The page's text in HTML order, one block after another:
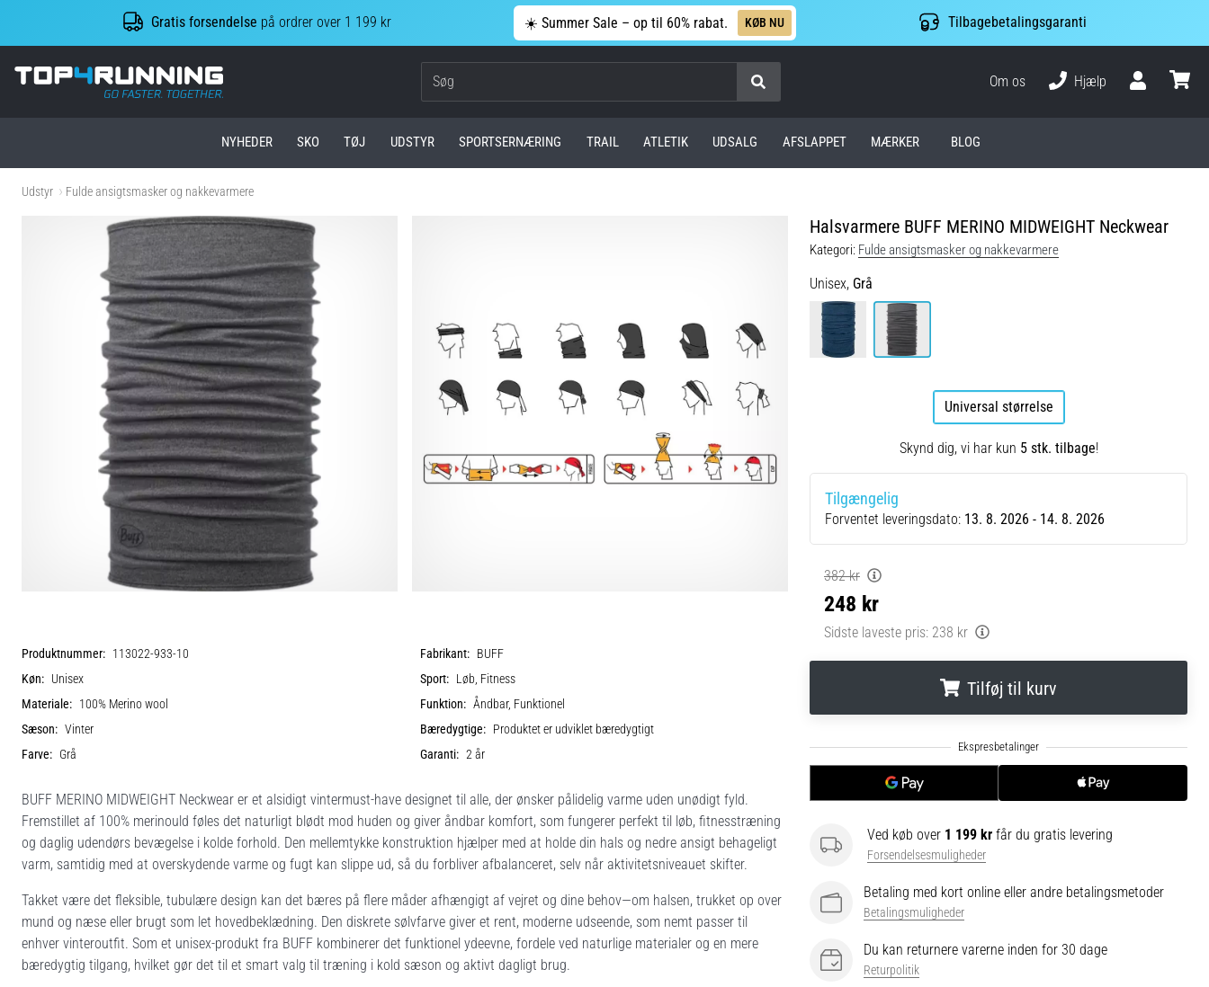
Gratis forsendelse på ordrer over 1 199 kr ☀️ Summer Sale – op til 60% rabat. KØB NU Tilbagebetalingsgaranti
Top4Running.dk
Om os
Hjælp
NYHEDER SKO TØJ UDSTYR SPORTSERNÆRING TRAIL ATLETIK UDSALG AFSLAPPET MÆRKER BLOG
Udstyr Fulde ansigtsmasker og nakkevarmere
Halsvarmere BUFF MERINO MIDWEIGHT Neckwear
Kategori: Fulde ansigtsmasker og nakkevarmere
Unisex, Grå
Universal størrelse
Skynd dig, vi har kun 5 stk. tilbage!
Tilgængelig
Forventet leveringsdato: 13. 8. 2026 - 14. 8. 2026
382 kr
248 kr
Sidste laveste pris: 238 kr
Tilføj til kurv
Ved køb over 1 199 kr får du gratis levering
Forsendelsesmuligheder
Betaling med kort online eller andre betalingsmetoder
Betalingsmuligheder
Du kan returnere varerne inden for 30 dage
Returpolitik
Produktnummer: 113022-933-10 Fabrikant: BUFF
Køn: Unisex Sport: Løb, Fitness
Materiale: 100% Merino wool Funktion: Åndbar, Funktionel
Sæson: Vinter Bæredygtige: Produktet er udviklet bæredygtigt
Farve: Grå Garanti: 2 år
BUFF MERINO MIDWEIGHT Neckwear er et alsidigt vintermust-have designet til alle, der ønsker pålidelig varme uden unødigt fyld.
Fremstillet af 100% merinould føles det naturligt blødt mod huden og giver åndbar komfort, som fungerer perfekt til løb, fitnesstræning
og daglig udendørs bevægelse i kolde forhold. Den mellemtykke konstruktion hjælper med at holde din hals og nedre ansigt behageligt
varm, samtidig med at overskydende varme og fugt kan slippe ud, så du forbliver afbalanceret, selv når aktivitetsniveauet skifter.
Takket være det fleksible, tubulære design kan det bæres på flere måder afhængigt af vejret og dine behov—om halsen, trukket op over
mund og næse eller brugt som let hovedbeklædning. Den diskrete sølvfarve giver et rent, moderne udseende, som nemt passer til
enhver vinteroutfit. Som et unisex-produkt fra BUFF kombinerer det funktionel ydeevne, fordele ved naturlige materialer og en mere
bæredygtig tilgang, hvilket gør det til et smart valg til træning i kold sæson og aktivt dagligt brug.